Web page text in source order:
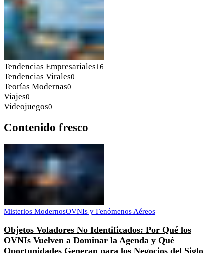
Tendencias Empresariales16
Tendencias Virales0
Teorías Modernas0
Viajes0
Videojuegos0
Contenido fresco
Misterios ModernosOVNIs y Fenómenos Aéreos
Objetos Voladores No Identificados: Por Qué los
OVNIs Vuelven a Dominar la Agenda y Qué
Oportunidades Generan para los Negocios del Siglo